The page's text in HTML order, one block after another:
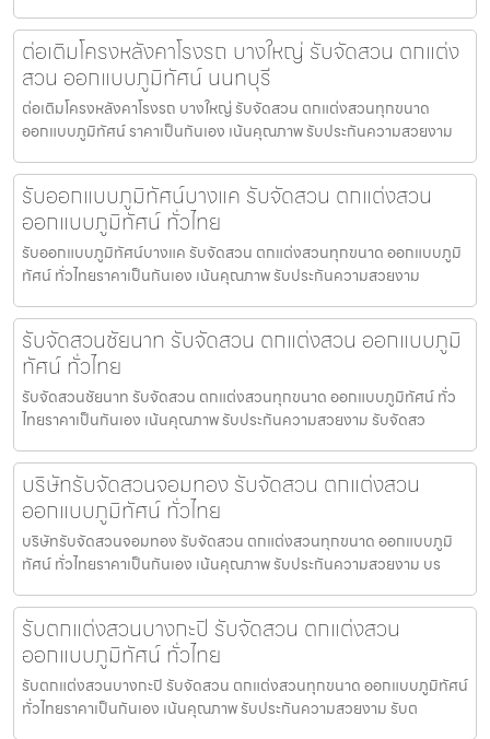
ต่อเติมโครงหลังคาโรงรถ บางใหญ่ รับจัดสวน ตกแต่ง
สวน ออกแบบภูมิทัศน์ นนทบุรี
ต่อเติมโครงหลังคาโรงรถ บางใหญ่ รับจัดสวน ตกแต่งสวนทุกขนาด
ออกแบบภูมิทัศน์ ราคาเป็นกันเอง เน้นคุณภาพ รับประกันความสวยงาม
รับออกแบบภูมิทัศน์บางแค รับจัดสวน ตกแต่งสวน
ออกแบบภูมิทัศน์ ทั่วไทย
รับออกแบบภูมิทัศน์บางแค รับจัดสวน ตกแต่งสวนทุกขนาด ออกแบบภูมิ
ทัศน์ ทั่วไทยราคาเป็นกันเอง เน้นคุณภาพ รับประกันความสวยงาม
รับจัดสวนชัยนาท รับจัดสวน ตกแต่งสวน ออกแบบภูมิ
ทัศน์ ทั่วไทย
รับจัดสวนชัยนาท รับจัดสวน ตกแต่งสวนทุกขนาด ออกแบบภูมิทัศน์ ทั่ว
ไทยราคาเป็นกันเอง เน้นคุณภาพ รับประกันความสวยงาม รับจัดสว
บริษัทรับจัดสวนจอมทอง รับจัดสวน ตกแต่งสวน
ออกแบบภูมิทัศน์ ทั่วไทย
บริษัทรับจัดสวนจอมทอง รับจัดสวน ตกแต่งสวนทุกขนาด ออกแบบภูมิ
ทัศน์ ทั่วไทยราคาเป็นกันเอง เน้นคุณภาพ รับประกันความสวยงาม บร
รับตกแต่งสวนบางกะปิ รับจัดสวน ตกแต่งสวน
ออกแบบภูมิทัศน์ ทั่วไทย
รับตกแต่งสวนบางกะปิ รับจัดสวน ตกแต่งสวนทุกขนาด ออกแบบภูมิทัศน์
ทั่วไทยราคาเป็นกันเอง เน้นคุณภาพ รับประกันความสวยงาม รับต